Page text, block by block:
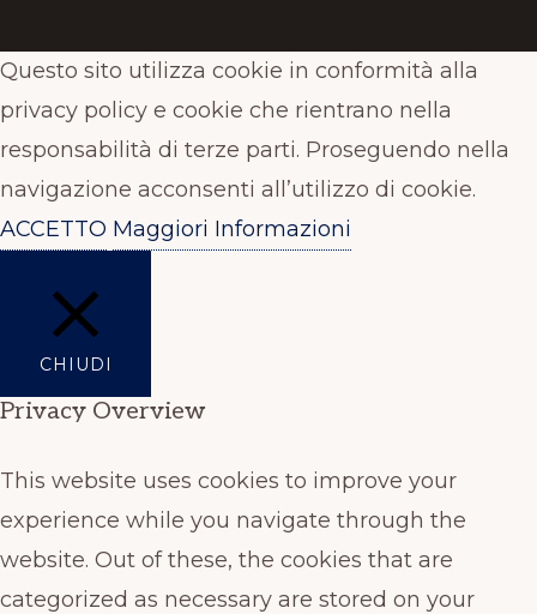
Questo sito utilizza cookie in conformità alla
privacy policy e cookie che rientrano nella
responsabilità di terze parti. Proseguendo nella
navigazione acconsenti all’utilizzo di cookie.
ACCETTO Maggiori Informazioni
CHIUDI
Privacy Overview
This website uses cookies to improve your
experience while you navigate through the
website. Out of these, the cookies that are
categorized as necessary are stored on your